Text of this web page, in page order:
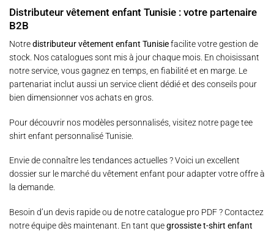
Distributeur vêtement enfant Tunisie : votre partenaire
B2B
Notredistributeur vêtement enfant Tunisiefacilite votre gestion de
stock. Nos catalogues sont mis à jour chaque mois. En choisissant
notre service, vous gagnez en temps, en fiabilité et en marge. Le
partenariat inclut aussi un service client dédié et des conseils pour
bien dimensionner vos achats en gros.
Pour découvrir nos modèles personnalisés, visitez notre pagetee
shirt enfant personnalisé Tunisie
Envie de connaître les tendances actuelles ? Voici un excellent
dossier sur le marché du vêtement enfant pour adapter votre offre à
la demande.
Besoin d’un devis rapide ou de notre catalogue pro PDF ? Contactez
notre équipe dès maintenant. En tant quegrossiste t-shirt enfant